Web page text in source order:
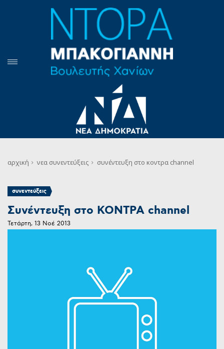
αρχική νεα συνεντεύξεις συνέντευξη στο κοντρα channel
συνεντεύξεις
Συνέντευξη στο ΚΟΝΤΡΑ channel
Τετάρτη, 13 Νοέ 2013